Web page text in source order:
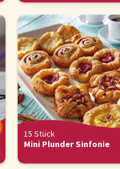
15 Stück
Mini Plunder Sinfonie